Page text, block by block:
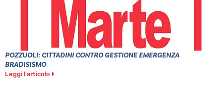
POZZUOLI: CITTADINI CONTRO GESTIONE EMERGENZA
BRADISISMO
Leggi l'articolo